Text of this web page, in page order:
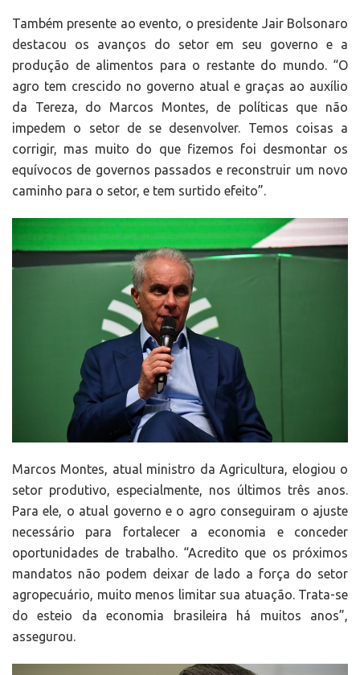
Também presente ao evento, o presidente Jair Bolsonaro
destacou os avanços do setor em seu governo e a
produção de alimentos para o restante do mundo. “O
agro tem crescido no governo atual e graças ao auxílio
da Tereza, do Marcos Montes, de políticas que não
impedem o setor de se desenvolver. Temos coisas a
corrigir, mas muito do que fizemos foi desmontar os
equívocos de governos passados e reconstruir um novo
caminho para o setor, e tem surtido efeito”.
Marcos Montes, atual ministro da Agricultura, elogiou o
setor produtivo, especialmente, nos últimos três anos.
Para ele, o atual governo e o agro conseguiram o ajuste
necessário para fortalecer a economia e conceder
oportunidades de trabalho. “Acredito que os próximos
mandatos não podem deixar de lado a força do setor
agropecuário, muito menos limitar sua atuação. Trata-se
do esteio da economia brasileira há muitos anos”,
assegurou.